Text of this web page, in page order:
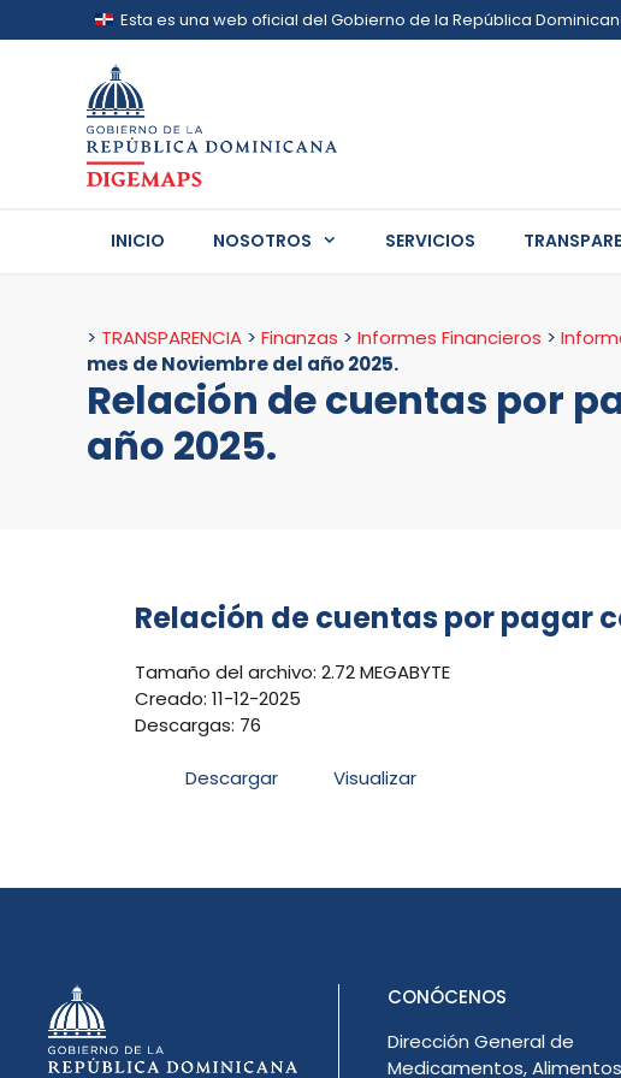
al
Esta es una web oficial del Gobierno de la República
INICIO NOSOTROS SERVICIOS
> TRANSPARENCIA > Finanzas > Informes Financieros >
mes de Noviembre del año 2025.
Relación de cuentas por
año 2025.
Relación de cuentas por pagar
Tamaño del archivo: 2.72 MEGABYTE
Creado: 11-12-2025
Descargas: 76
Descargar Visualizar
CONÓCENOS
Dirección General de
Medicamentos,